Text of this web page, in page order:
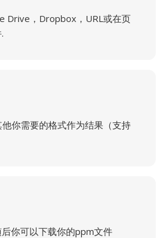
Drive，Dropbox，URL或在页
你需要的格式作为结果（支持
你可以下载你的ppm文件